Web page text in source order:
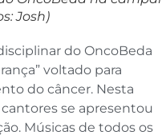
Josh)
do OncoBeda
voltado para
do câncer. Nesta
se apresentou
Músicas de todos os